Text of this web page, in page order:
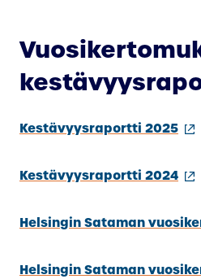
Kestävyysraportti 2025
Kestävyysraportti 2024
Helsingin Sataman
Helsingin Sataman